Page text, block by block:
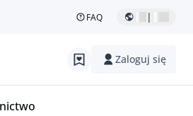
FAQ |
Zaloguj się